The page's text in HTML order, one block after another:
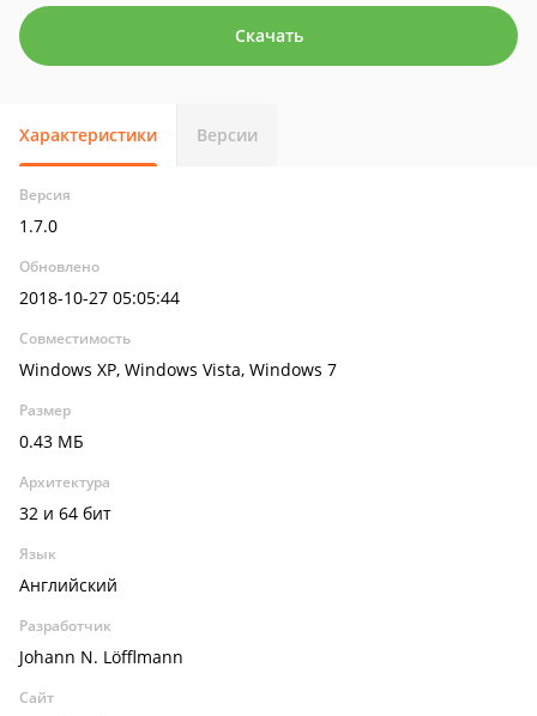
Скачать
Характеристики Версии
Версия
1.7.0
Обновлено
2018-10-27 05:05:44
Совместимость
Windows XP, Windows Vista, Windows 7
Размер
0.43 МБ
Архитектура
32 и 64 бит
Язык
Английский
Разработчик
Johann N. Löfflmann
Сайт